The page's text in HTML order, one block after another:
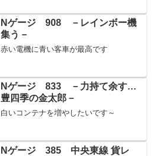
Nゲージ 908 －レインボー機
集う－
赤い電機に青い客車が最高です
Nゲージ 833 －力持て余す…
豊四季の金太郎－
白いコンテナを増やしたいです～
Nゲージ 385 中央東線 貨レ